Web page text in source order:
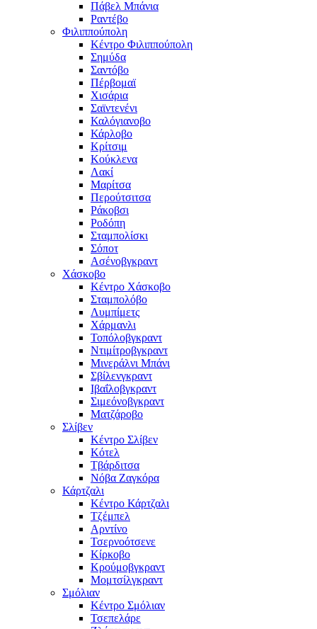
Πάβελ Μπάνια
Ραντέβο
Φιλιππούπολη
Κέντρο Φιλιππούπολη
Σημύδα
Σαντόβο
Πέρβομαϊ
Χισάρια
Σαϊντενένι
Καλόγιανοβο
Κάρλοβο
Κρίτσιμ
Κούκλενα
Λακί
Μαρίτσα
Περούτσιτσα
Ράκοβσι
Ροδόπη
Σταμπολίσκι
Σόποτ
Ασένοβγκραντ
Χάσκοβο
Κέντρο Χάσκοβο
Σταμπολόβο
Λυμπίμετς
Χάρμανλι
Τοπόλοβγκραντ
Ντιμίτροβγκραντ
Μινεράλνι Μπάνι
Σβίλενγκραντ
Ιβαΐλοβγκραντ
Σιμεόνοβγκραντ
Ματζάροβο
Σλίβεν
Κέντρο Σλίβεν
Κότελ
Τβάρδιτσα
Νόβα Ζαγκόρα
Κάρτζαλι
Κέντρο Κάρτζαλι
Τζέμπελ
Αρντίνο
Τσερνοότσενε
Κίρκοβο
Κρούμοβγκραντ
Μομτσίλγκραντ
Σμόλιαν
Κέντρο Σμόλιαν
Τσεπελάρε